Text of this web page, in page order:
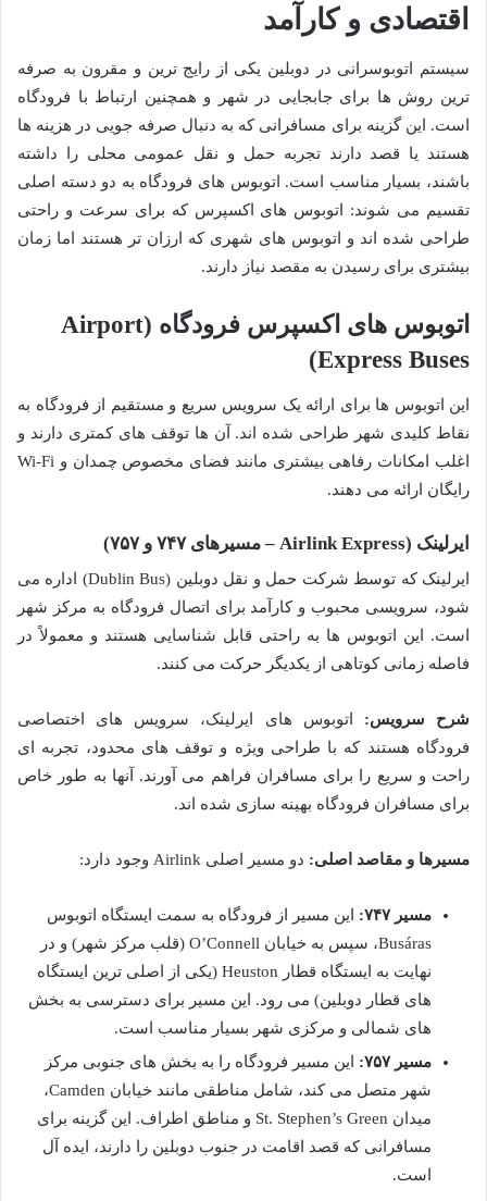
اقتصادی و کارآمد
سیستم اتوبوسرانی در دوبلین یکی از رایج ترین و مقرون به صرفه
ترین روش ها برای جابجایی در شهر و همچنین ارتباط با فرودگاه
است. این گزینه برای مسافرانی که به دنبال صرفه جویی در هزینه ها
هستند یا قصد دارند تجربه حمل و نقل عمومی محلی را داشته
باشند، بسیار مناسب است. اتوبوس های فرودگاه به دو دسته اصلی
تقسیم می شوند: اتوبوس های اکسپرس که برای سرعت و راحتی
طراحی شده اند و اتوبوس های شهری که ارزان تر هستند اما زمان
بیشتری برای رسیدن به مقصد نیاز دارند.
اتوبوس های اکسپرس فرودگاه (Airport
Express Buses)
این اتوبوس ها برای ارائه یک سرویس سریع و مستقیم از فرودگاه به
نقاط کلیدی شهر طراحی شده اند. آن ها توقف های کمتری دارند و
اغلب امکانات رفاهی بیشتری مانند فضای مخصوص چمدان و Wi-Fi
رایگان ارائه می دهند.
ایرلینک (Airlink Express – مسیرهای ۷۴۷ و ۷۵۷)
ایرلینک که توسط شرکت حمل و نقل دوبلین (Dublin Bus) اداره می
شود، سرویسی محبوب و کارآمد برای اتصال فرودگاه به مرکز شهر
است. این اتوبوس ها به راحتی قابل شناسایی هستند و معمولاً در
فاصله زمانی کوتاهی از یکدیگر حرکت می کنند.
شرح سرویس: اتوبوس های ایرلینک، سرویس های اختصاصی
فرودگاه هستند که با طراحی ویژه و توقف های محدود، تجربه ای
راحت و سریع را برای مسافران فراهم می آورند. آنها به طور خاص
برای مسافران فرودگاه بهینه سازی شده اند.
مسیرها و مقاصد اصلی: دو مسیر اصلی Airlink وجود دارد:
مسیر ۷۴۷:
این مسیر از فرودگاه به سمت ایستگاه اتوبوس
Busáras، سپس به خیابان O’Connell (قلب مرکز شهر) و در
نهایت به ایستگاه قطار Heuston (یکی از اصلی ترین ایستگاه
های قطار دوبلین) می رود. این مسیر برای دسترسی به بخش
های شمالی و مرکزی شهر بسیار مناسب است.
مسیر ۷۵۷:
این مسیر فرودگاه را به بخش های جنوبی مرکز
شهر متصل می کند، شامل مناطقی مانند خیابان Camden،
میدان St. Stephen’s Green و مناطق اطراف. این گزینه برای
مسافرانی که قصد اقامت در جنوب دوبلین را دارند، ایده آل
است.